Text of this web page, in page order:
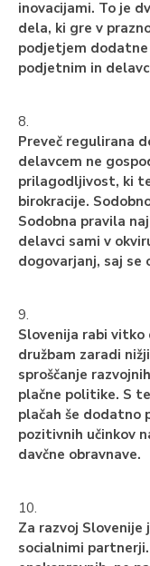
inovacijami. To je
dela, ki gre v
podjetjem dodatne
podjetnim in
8.
Preveč regulirana
delavcem ne
prilagodljivost, ki
birokracije.
Sodobna pravila
delavci sami v
dogovarjanj, saj se
9.
Slovenija rabi vitko
družbam zaradi
sproščanje
plačne politike. S
plačah še dodatno
pozitivnih učinkov
davčne obravnave.
10.
Za razvoj
socialnimi